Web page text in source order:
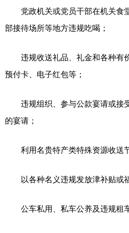
党政机关或党员干部在机关食堂
部接待场所等地方违规吃喝；
违规收送礼品、礼金和各种有
预付卡、电子红包等；
违规组织、参与公款宴请或接
的宴请；
利用名贵特产类特殊资源收送节
以各种名义违规发放津补贴或
公车私用、私车公养及违规租车